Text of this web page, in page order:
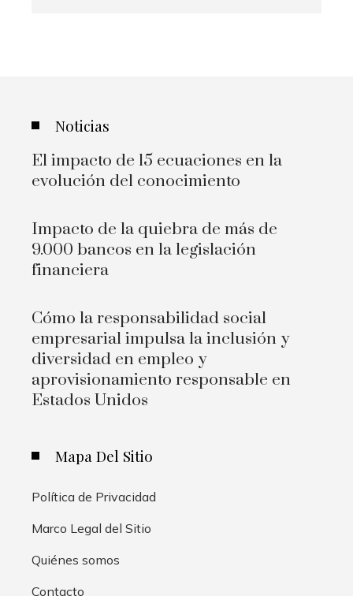
Noticias
El impacto de 15 ecuaciones en la
evolución del conocimiento
Impacto de la quiebra de más de
9.000 bancos en la legislación
financiera
Cómo la responsabilidad social
empresarial impulsa la inclusión y
diversidad en empleo y
aprovisionamiento responsable en
Estados Unidos
Mapa Del Sitio
Política de Privacidad
Marco Legal del Sitio
Quiénes somos
Contacto